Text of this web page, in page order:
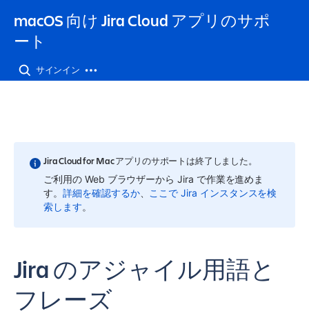
macOS 向け Jira Cloud アプリのサポ
ート
サインイン
Jira Cloud for Mac アプリのサポートは終了しました。
ご利用の Web ブラウザーから Jira で作業を進めま
す。詳細を確認するか、 ここで Jira インスタンスを検
索します。
Jira のアジャイル用語と
フレーズ